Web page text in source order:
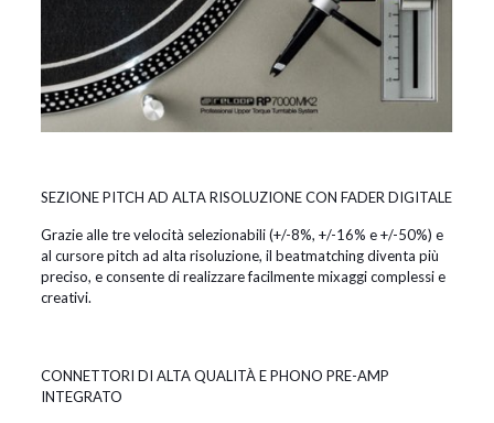
SEZIONE PITCH AD ALTA RISOLUZIONE CON FADER DIGITALE
Grazie alle tre velocità selezionabili (+/-8%, +/-16% e +/-50%) e
al cursore pitch ad alta risoluzione, il beatmatching diventa più
preciso, e consente di realizzare facilmente mixaggi complessi e
creativi.
CONNETTORI DI ALTA QUALITÀ E PHONO PRE-AMP
INTEGRATO